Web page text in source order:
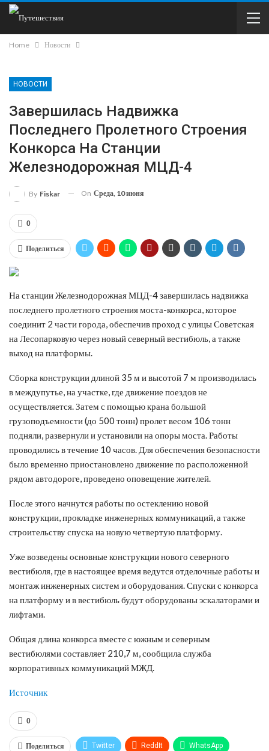
Home Новости
НОВОСТИ
Завершилась Надвижка
Последнего Пролетного Строения
Конкорса На Станции
Железнодорожная МЦД-4
By Fiskar On Среда, 10 июня
0
Поделиться
На станции Железнодорожная МЦД-4 завершилась надвижка
последнего пролетного строения моста-конкорса, которое
соединит 2 части города, обеспечив проход с улицы Советская
на Лесопарковую через новый северный вестибюль, а также
выход на платформы.
Сборка конструкции длиной 35 м и высотой 7 м производилась
в междупутье, на участке, где движение поездов не
осуществляется. Затем с помощью крана большой
грузоподъемности (до 500 тонн) пролет весом 106 тонн
подняли, развернули и установили на опоры моста. Работы
проводились в течение 10 часов. Для обеспечения безопасности
было временно приостановлено движение по расположенной
рядом автодороге, проведено оповещение жителей.
После этого начнутся работы по остеклению новой
конструкции, прокладке инженерных коммуникаций, а также
строительству спуска на новую четвертую платформу.
Уже возведены основные конструкции нового северного
вестибюля, где в настоящее время ведутся отделочные работы и
монтаж инженерных систем и оборудования. Спуски с конкорса
на платформу и в вестибюль будут оборудованы эскалаторами и
лифтами.
Общая длина конкорса вместе с южным и северным
вестибюлями составляет 210,7 м, сообщила служба
корпоративных коммуникаций МЖД.
Источник
0
Поделиться Twitter ReddIt WhatsApp